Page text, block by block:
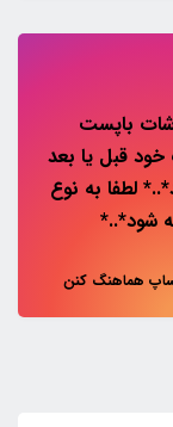
باپست
خود قبل یا بعد
لطفا به نوع
شود*..*
هماهنگ کنن